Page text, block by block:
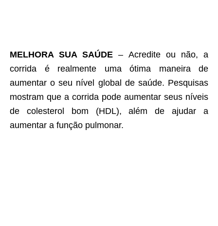
MELHORA SUA SAÚDE – Acredite ou não, a
corrida é realmente uma ótima maneira de
aumentar o seu nível global de saúde. Pesquisas
mostram que a corrida pode aumentar seus níveis
de colesterol bom (HDL), além de ajudar a
aumentar a função pulmonar.